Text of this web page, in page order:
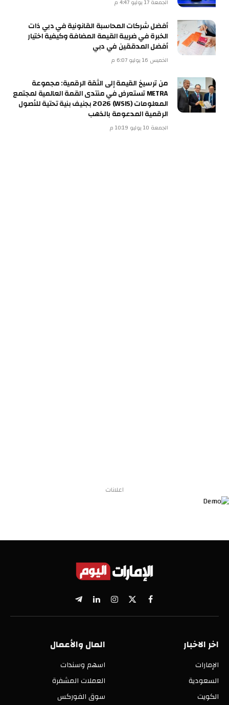
الجمعة 17 يوليو 4:47 م
أفضل شركات المحاسبة القانونية في دبي ذات
الخبرة في ضريبة القيمة المضافة وكيفية اختيار
أفضل المدققين في دبي
الخميس 16 يوليو 6:07 م
من ترسيخ القيمة إلى الثقة الرقمية: مجموعة
METRA تستعرض في منتدى القمة العالمية لمجتمع
المعلومات (WSIS) 2026 بجنيف بنية تحتية للأصول
الرقمية المدعومة بالذهب
الجمعة 10 يوليو 10:19 م
اعلانات
فيسبوك
X
(Twitter)
الانستغراملينكدإنتيلقرام
اخر الاخبار
الإمارات
السعودية
الكويت
المال والأعمال
اسهم وسندات
العملات المشفرة
سوق الفوركس